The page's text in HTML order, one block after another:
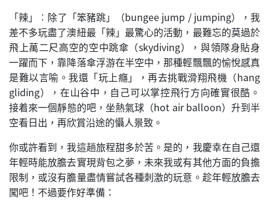
「辣」︰除了「笨豬跳」（bungee jump / jumping），我
差不多玩盡了澳紐最「辣」最驚心的活動，最難忘的莫過於
飛上萬二尺高空的空中跳傘（skydiving），與領隊身貼身
一躍而下，靠降落傘浮游在半空中，那種輕飄飄的愉悅感真
是難以言喻。我還「玩上癮」，再去挑戰滑翔飛機（hang
gliding），在山谷中，自己可以掌控飛行方向確實很酷。
接着來一個靜態的吧，坐熱氣球（hot air balloon）升到半
空看日出，再欣賞沿途的懾人景致。
你或許看到，我這趟旅程甜多於苦。是的，我慶幸在自己還
年輕時能放膽去實現背包之夢，未來我或有其他方面的負擔
限制，或沒有膽量盡情嘗試各種刺激的玩意。趁年輕放膽去
闖吧！不過要作好準備：